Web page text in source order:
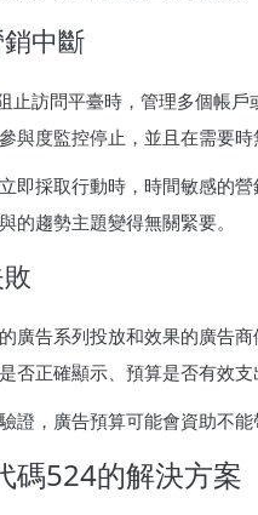
中斷
止訪問平臺時，管理多個帳
與度監控停止，並且在需要
即採取行動時，時間敏感的
的趨勢主題變得無關緊要。
廣告系列投放和效果的廣告
否正確顯示、預算是否有效
證，廣告預算可能會資助不
碼524的解決方案